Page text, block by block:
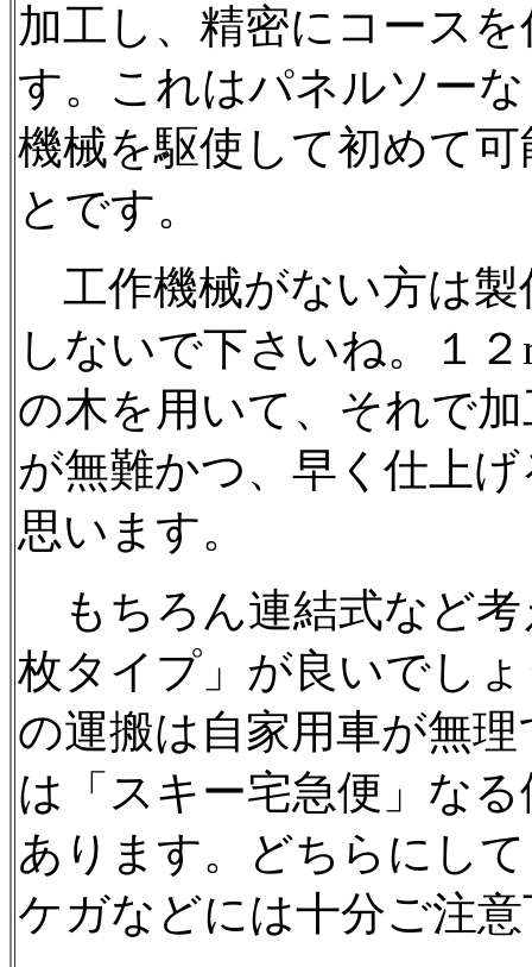
加工し、精密にコース
す。これはパネルソー
機械を駆使して初めて
とです。
工作機械がない方は製
しないで下さいね。１
の木を用いて、それで
が無難かつ、早く仕上
思います。
もちろん連結式など考
枚タイプ」が良いでし
の運搬は自家用車が無
は「スキー宅急便」な
あります。どちらにし
ケガなどには十分ご注